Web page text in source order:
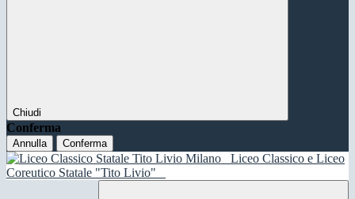
Chiudi
Conferma
Annulla Conferma
Liceo Classico e Liceo
Coreutico Statale "Tito Livio"